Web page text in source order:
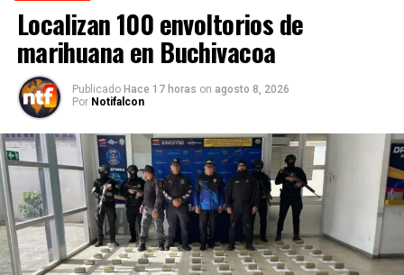
Localizan 100 envoltorios de
marihuana en Buchivacoa
Publicado Hace 17 horas on agosto 8, 2026
Por Notifalcon